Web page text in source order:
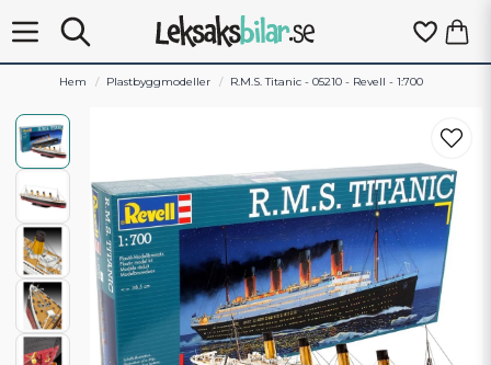
Hem Plastbyggmodeller R.M.S. Titanic - 05210 - Revell - 1:700